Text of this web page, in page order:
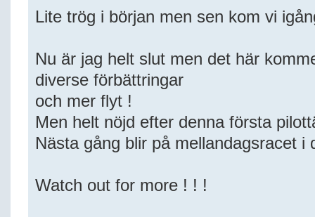
Lite trög i början men sen kom vi
Nu är jag helt slut men det här
diverse förbättringar
och mer flyt !
Men helt nöjd efter denna första
Nästa gång blir på mellandagsracet i
Watch out for more ! ! !